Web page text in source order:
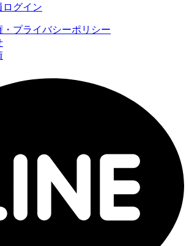
ログイン
・プライバシーポリシー